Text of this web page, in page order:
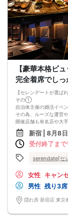
【豪華本格ビ
完全着席でし
【セレンデートが選ばれ
その①
自治体主催の婚活イベ
その為、ルーズな運営
開催店舗も有名店や大
場ばかりになります。
その②
ります。
す。
よくある、いかにも原
ベントとはコンセプト
セレンデートの代表者
を開催しています。
新宿 | 8月8
受付終了まで
serendate[セ
女性 キャン
男性 残り3席
隠れ房 新宿店 東京